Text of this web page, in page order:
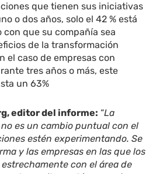
que tienen sus iniciativas
o dos años, solo el 42 % está
que su compañía sea
de la transformación
el caso de empresas con
tres años o más, este
un 63%
editor del informe: “La
es un cambio puntual con el
estén experimentando. Se
y las empresas en las que los
con el área de